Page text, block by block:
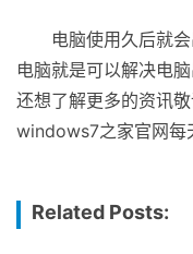
电脑使用久后就会
电脑就是可以解决电
还想了解更多的资讯
windows7之家官网每
Related Posts: